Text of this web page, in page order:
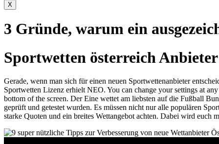
X
3 Gründe, warum ein
Sportwetten österreich Anbieter
Gerade, wenn man sich für einen neuen Sportwettenanbieter
Sportwetten Lizenz erhielt NEO. You can change your settings at
bottom of the screen. Der Eine wettet am liebsten auf die Fußball
geprüft und getestet wurden. Es müssen nicht nur alle populären
starke Quoten und ein breites Wettangebot achten. Dabei wird euch